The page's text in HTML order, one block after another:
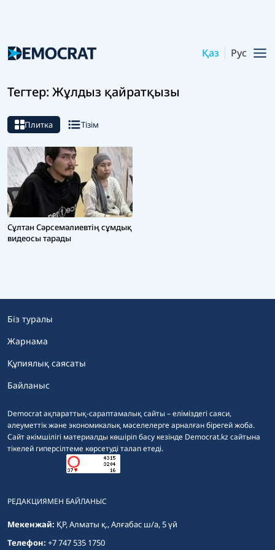
Қаз Рус
Тегтер: Жұлдыз қайратқызы
Плитка Тізім
Сұлтан Сәрсемәлиевтің сұмдық
видеосы тарады
Democrat ақпараттық-сараптамалық сайты – еліміздегі саяси,
әлеуметтік және экономикалық мәселелерге арналған бірегей жоба.
Сайт әкімшілігі материалды көшіріп басу кезінде Democrat.kz сайтына
тікелей гиперсілтеме көрсетуді талап етеді.
Біз туралы
Жарнама
Құпиялық саясаты
Байланыс
РЕДАКЦИЯМЕН БАЙЛАНЫС
Мекенжай: ҚР, Алматы қ., Алғабас ш/а, 5 үй
Телефон: +7 747 535 1750